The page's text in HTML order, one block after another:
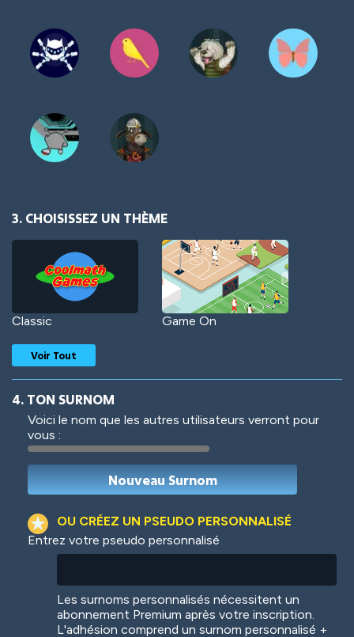
3. CHOISISSEZ UN THÈME
Classic Game On
Woof
Colorful
Voir Tout
4. TON SURNOM
Voici le nom que les autres utilisateurs verront pour
vous :
OU CRÉEZ UN PSEUDO PERSONNALISÉ
Entrez votre pseudo personnalisé
Les surnoms personnalisés nécessitent un
abonnement Premium après votre inscription.
L'adhésion comprend un surnom personnalisé +